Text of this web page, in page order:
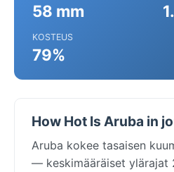
58 mm
KOSTEUS
79%
How Hot Is Aruba in
Aruba kokee tasaisen
— keskimääräiset ylärajat